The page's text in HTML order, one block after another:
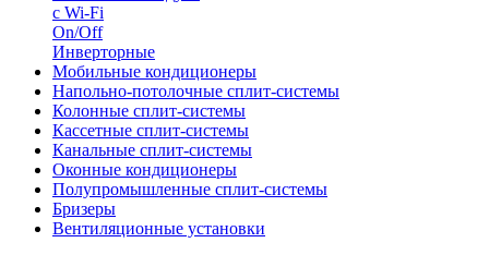
с Wi-Fi
On/Off
Инверторные
Мобильные кондиционеры
Напольно-потолоч​ные ​сплит-системы
Колонные ​​сплит-системы
Кассетные сплит-системы
Канальные сплит-системы
Оконные кондиционеры
Полупромышленные сплит-системы
Бризеры
Вентиляционные установки